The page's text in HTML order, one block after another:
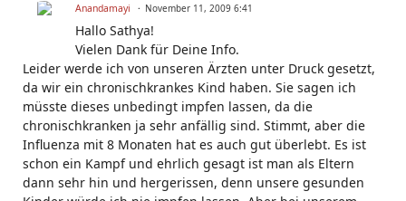
Anandamayi November 11, 2009 6:41
Hallo Sathya!
Vielen Dank für Deine Info.
Leider werde ich von unseren Ärzten unter Druck gesetzt,
da wir ein chronischkrankes Kind haben. Sie sagen ich
müsste dieses unbedingt impfen lassen, da die
chronischkranken ja sehr anfällig sind. Stimmt, aber die
Influenza mit 8 Monaten hat es auch gut überlebt. Es ist
schon ein Kampf und ehrlich gesagt ist man als Eltern
dann sehr hin und hergerissen, denn unsere gesunden